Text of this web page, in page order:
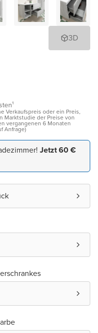
3D
Verkaufspreis oder ein Preis,
Marktstudie der Preise von
vergangenen 6 Monaten
Anfrage)
Jetzt 60 €